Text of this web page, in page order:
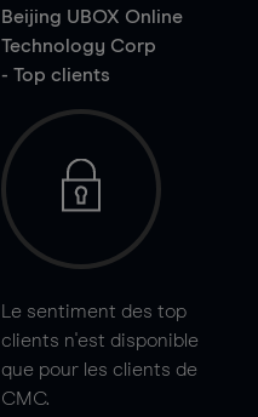
Beijing UBOX Online
Technology Corp
- Top clients
Le sentiment des top
clients n'est disponible
que pour les clients de
CMC.